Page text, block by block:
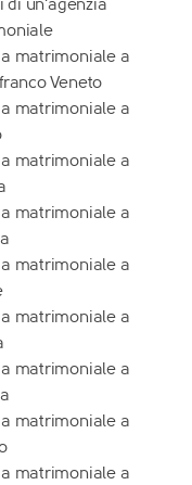
di un'agenzia
matrimoniale a
Veneto
matrimoniale a
matrimoniale a
matrimoniale a
matrimoniale a
matrimoniale a
matrimoniale a
matrimoniale a
matrimoniale a